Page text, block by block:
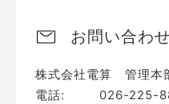
お問い合わせ
株式会社電算 管理
電話:
026-225-